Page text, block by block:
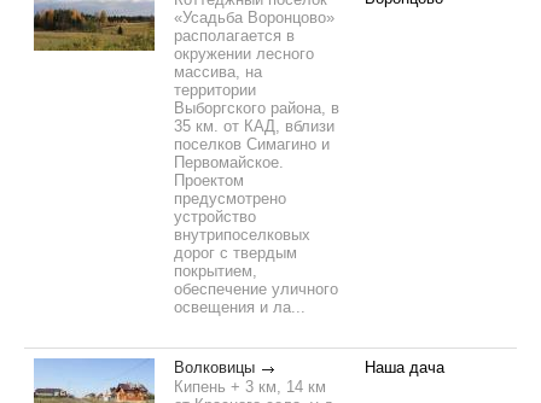
«Усадьба Воронцово»
располагается в
окружении лесного
массива, на
территории
Выборгского района, в
35 км. от КАД, вблизи
поселков Симагино и
Первомайское.
Проектом
предусмотрено
устройство
внутрипоселковых
дорог с твердым
покрытием,
обеспечение уличного
освещения и ла...
Волковицы
Кипень + 3 км, 14 км
Наша дача